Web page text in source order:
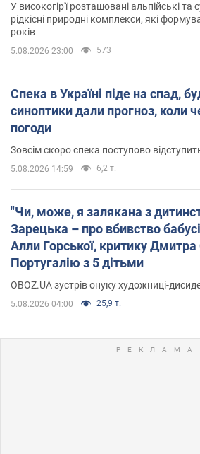
У високогір'ї розташовані альпійські та
рідкісні природні комплекси, які формувалися
років
5.08.2026 23:00 573
Спека в Україні піде на спад,
синоптики дали прогноз, коли
погоди
Зовсім скоро спека поступово
5.08.2026 14:59 6,2 т.
"Чи, може, я залякана з
Зарецька – про вбивство
Алли Горської, критику Дмитра
Португалію з 5 дітьми
OBOZ.UA зустрів онуку художниці-
5.08.2026 04:00 25,9 т.